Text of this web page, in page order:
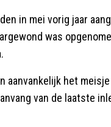
in mei vorig jaar
was
aanvankelijk het
van de laatste